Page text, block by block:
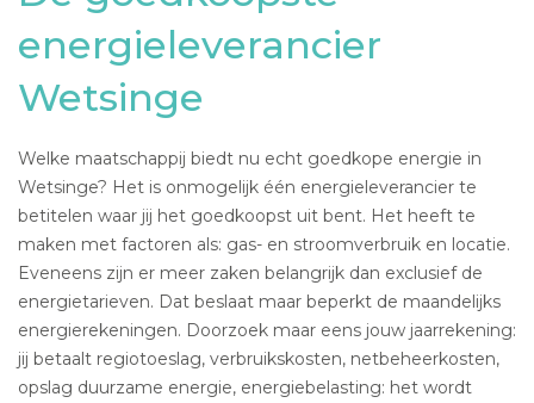
energieleverancier
Wetsinge
Welke maatschappij biedt nu echt goedkope energie in
Wetsinge? Het is onmogelijk één energieleverancier te
betitelen waar jij het goedkoopst uit bent. Het heeft te
maken met factoren als: gas- en stroomverbruik en locatie.
Eveneens zijn er meer zaken belangrijk dan exclusief de
energietarieven. Dat beslaat maar beperkt de maandelijks
energierekeningen. Doorzoek maar eens jouw jaarrekening:
jij betaalt regiotoeslag, verbruikskosten, netbeheerkosten,
opslag duurzame energie, energiebelasting: het wordt